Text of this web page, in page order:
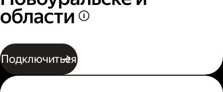
области
Подключиться